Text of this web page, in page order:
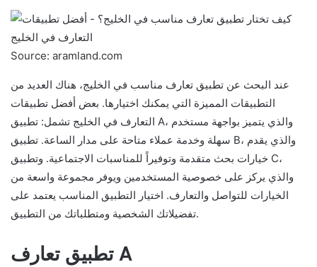
Source: aramland.com
عند البحث عن تطبيق تعارف مناسب في الخليج، هناك العديد من
التطبيقات المميزة التي يمكنك اختيارها. بعض أفضل تطبيقات
التعارف في الخليج تشمل: تطبيق A، والذي يتميز بواجهة مستخدم
سهلة وخدمة عملاء متاحة على مدار الساعة. تطبيق B، والذي يقدم
خيارات بحث متقدمة وتوفيراً للمناسبات الاجتماعية. وتطبيق C،
والذي يركز على خصوصية المستخدمين ويوفر مجموعة واسعة من
الخيارات للتواصل والتعارف. اختيار التطبيق المناسب يعتمد على
تفضيلاتك الشخصية ومتطلباتك من التطبيق.
تطبيق تعارف A